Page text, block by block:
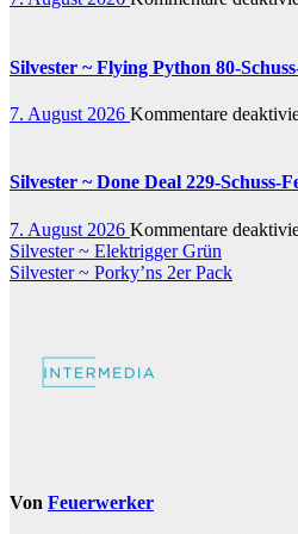
Silvester ~ Flying Python 80-
7. August 2026 Kommentare
Silvester ~ Done Deal 229-
7. August 2026 Kommentare
Beitragsnavigation
Silvester ~ Elektrigger Grün
Silvester ~ Porky’ns 2er Pack
Von Feuerwerker